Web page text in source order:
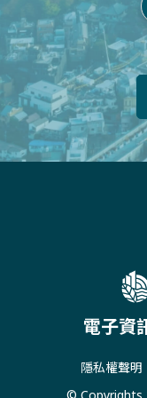
電子資
隱私權聲明